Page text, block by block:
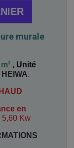
murale
, Unité
HEIWA.
en
5,60 Kw